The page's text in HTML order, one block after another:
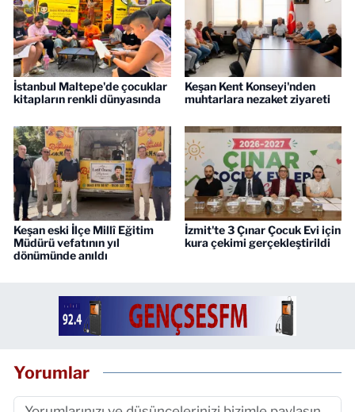
İstanbul Maltepe'de çocuklar
kitapların renkli dünyasında
Keşan Kent Konseyi'nden
muhtarlara nezaket ziyareti
Keşan eski İlçe Millî Eğitim
Müdürü vefatının yıl
dönümünde anıldı
İzmit'te 3 Çınar Çocuk Evi için
kura çekimi gerçekleştirildi
Yorumlar